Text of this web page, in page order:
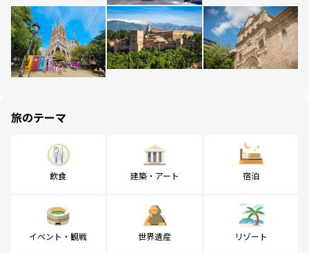
旅のテーマ
飲食 建築・アート 宿泊
イベント・観戦 世界遺産 リゾート